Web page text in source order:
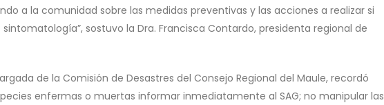
a la comunidad sobre las medidas preventivas y las acciones a realizar si
sostuvo la Dra. Francisca Contardo, presidenta regional de
de la Comisión de Desastres del Consejo Regional del Maule, recordó
enfermas o muertas informar inmediatamente al SAG; no manipular las